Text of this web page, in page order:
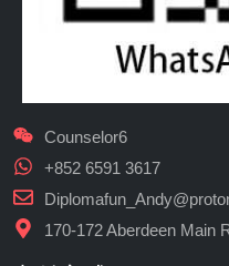
Counselor6
+852 6591 3617
170-172 Aberdeen Main